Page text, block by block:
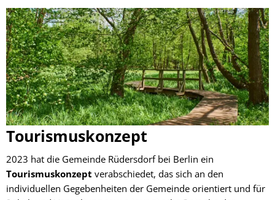
Tourismuskonzept
Tourismuskonzept
2023 hat die Gemeinde Rüdersdorf bei Berlin ein
Tourismuskonzept verabschiedet, das sich an den
individuellen Gegebenheiten der Gemeinde orientiert und für